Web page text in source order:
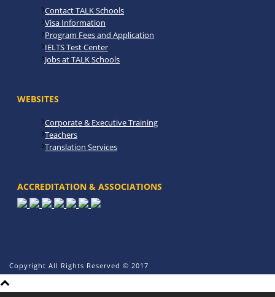
Contact TALK Schools
Visa Information
Program Fees and Application
IELTS Test Center
Jobs at TALK Schools
WEBSITES
Corporate & Executive Training
Teachers
Translation Services
ACCREDITATION & ASSOCIATIONS
Copyright All Rights Reserved © 2017